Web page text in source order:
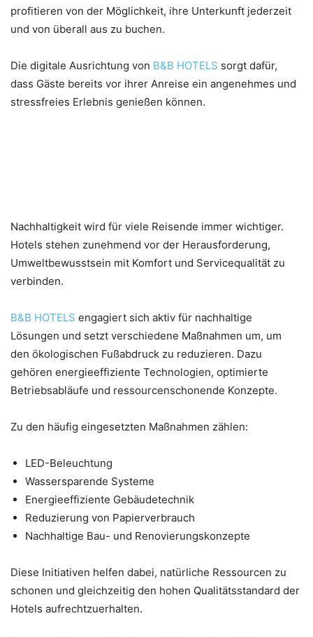
profitieren von der Möglichkeit, ihre Unterkunft jederzeit
und von überall aus zu buchen.
Die digitale Ausrichtung von B&B HOTELS sorgt dafür,
dass Gäste bereits vor ihrer Anreise ein angenehmes und
stressfreies Erlebnis genießen können.
Nachhaltigkeit wird für viele Reisende immer wichtiger.
Hotels stehen zunehmend vor der Herausforderung,
Umweltbewusstsein mit Komfort und Servicequalität zu
verbinden.
B&B HOTELS engagiert sich aktiv für nachhaltige
Lösungen und setzt verschiedene Maßnahmen um, um
den ökologischen Fußabdruck zu reduzieren. Dazu
gehören energieeffiziente Technologien, optimierte
Betriebsabläufe und ressourcenschonende Konzepte.
Zu den häufig eingesetzten Maßnahmen zählen:
LED-Beleuchtung
Wassersparende Systeme
Energieeffiziente Gebäudetechnik
Reduzierung von Papierverbrauch
Nachhaltige Bau- und Renovierungskonzepte
Diese Initiativen helfen dabei, natürliche Ressourcen zu
schonen und gleichzeitig den hohen Qualitätsstandard der
Hotels aufrechtzuerhalten.